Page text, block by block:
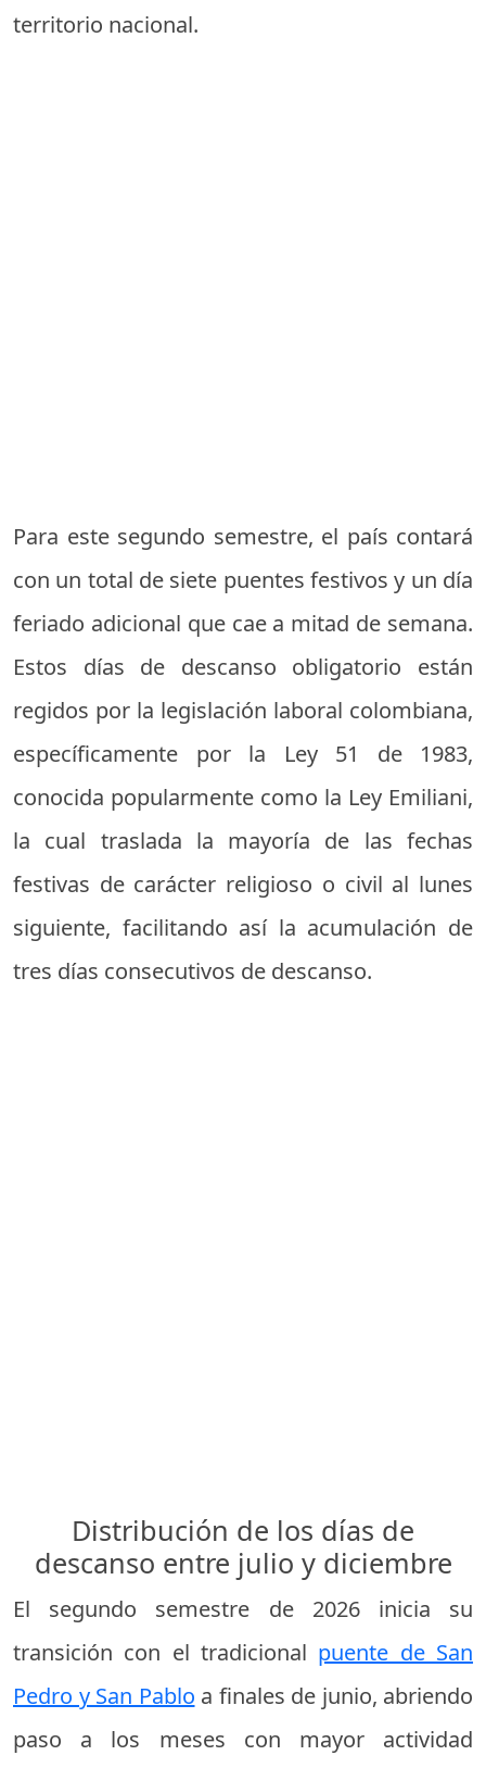
territorio nacional.
Para este segundo semestre, el país contará
con un total de siete puentes festivos y un día
feriado adicional que cae a mitad de semana.
Estos días de descanso obligatorio están
regidos por la legislación laboral colombiana,
específicamente por la Ley 51 de 1983,
conocida popularmente como la Ley Emiliani,
la cual traslada la mayoría de las fechas
festivas de carácter religioso o civil al lunes
siguiente, facilitando así la acumulación de
tres días consecutivos de descanso.
Distribución de los días de
descanso entre julio y diciembre
El segundo semestre de 2026 inicia su
transición con el tradicional puente de San
Pedro y San Pablo a finales de junio, abriendo
paso a los meses con mayor actividad